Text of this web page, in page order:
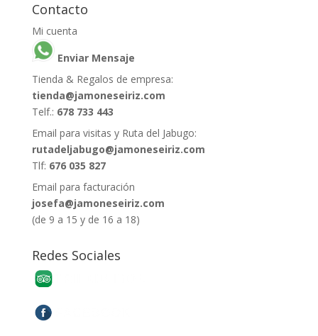
Contacto
Mi cuenta
Enviar Mensaje
Tienda & Regalos de empresa:
tienda@jamoneseiriz.com
Telf.: 678 733 443
Email para visitas y Ruta del Jabugo:
rutadeljabugo@jamoneseiriz.com
Tlf: 676 035 827
Email para facturación
josefa@jamoneseiriz.com
(de 9 a 15 y de 16 a 18)
Redes Sociales